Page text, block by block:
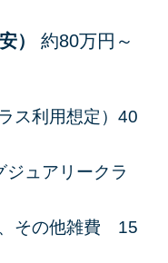
）
約80万円～
ス利用想定）40
ュアリークラ
その他雑費 15